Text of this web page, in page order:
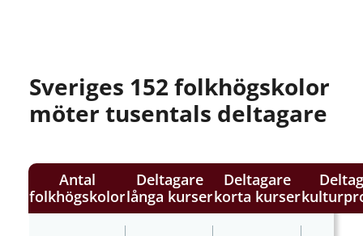
Sveriges 152 folkhögskolor
möter tusentals deltagare
Antal
folkhögskolor
Deltagare
långa kurser
Deltagare
korta kurser